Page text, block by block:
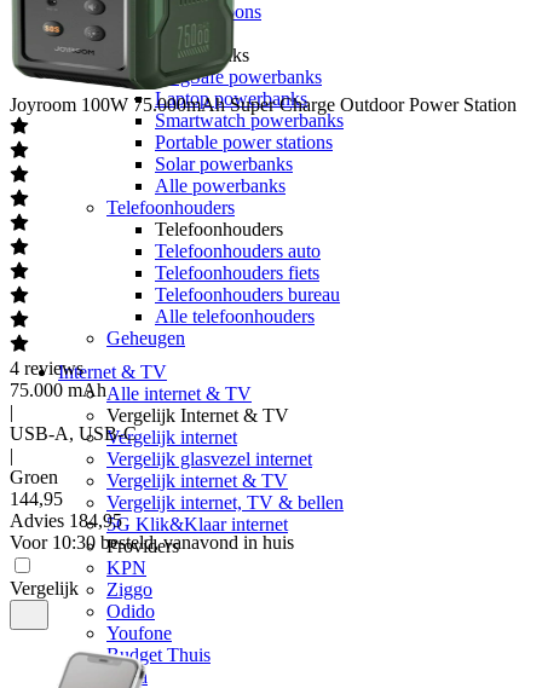
Alle telefoons
Powerbanks
Powerbanks
MagSafe powerbanks
Laptop powerbanks
Smartwatch powerbanks
Portable power stations
Solar powerbanks
Alle powerbanks
Telefoonhouders
Telefoonhouders
Telefoonhouders auto
Telefoonhouders fiets
Telefoonhouders bureau
Alle telefoonhouders
Geheugen
Internet & TV
Alle internet & TV
Vergelijk Internet & TV
Vergelijk internet
Vergelijk glasvezel internet
Vergelijk internet & TV
Vergelijk internet, TV & bellen
5G Klik&Klaar internet
Providers
KPN
Ziggo
Odido
Youfone
Budget Thuis
Delta
Joyroom 100W 75.000mAh Super Charge Outdoor Power Station
4 reviews
75.000 mAh
|
USB-A, USB-C
|
Groen
144,95
Advies 184,95
Voor 10:30 besteld, vanavond in huis
Vergelijk